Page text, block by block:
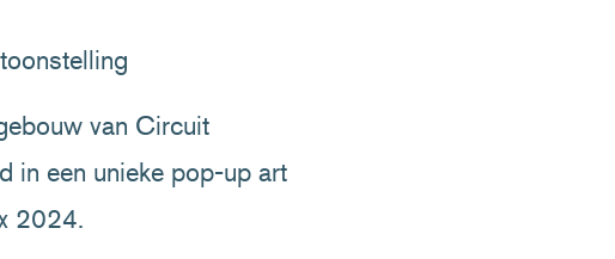
van Circuit
in een unieke pop-up art
2024.